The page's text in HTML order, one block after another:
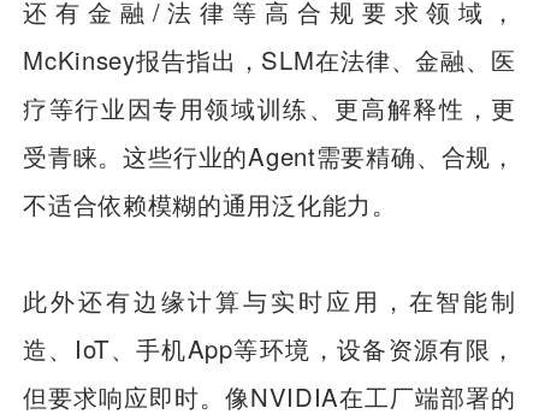
还有金融/法律等高合规要求领域，
McKinsey报告指出，SLM在法律、金融、医
疗等行业因专用领域训练、更高解释性，更
受青睐。这些行业的Agent需要精确、合规，
不适合依赖模糊的通用泛化能力。
此外还有边缘计算与实时应用，在智能制
造、IoT、手机App等环境，设备资源有限，
但要求响应即时。像NVIDIA在工厂端部署的